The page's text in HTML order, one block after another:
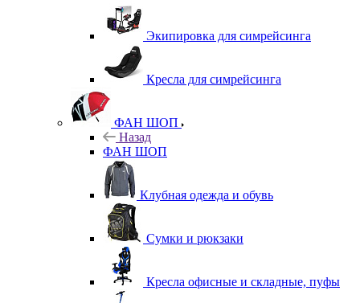
Экипировка для симрейсинга
Кресла для симрейсинга
ФАН ШОП
Назад
ФАН ШОП
Клубная одежда и обувь
Сумки и рюкзаки
Кресла офисные и складные, пуфы